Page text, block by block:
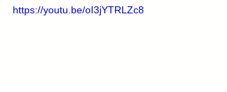
https://youtu.be/oI3jYTRLZc8